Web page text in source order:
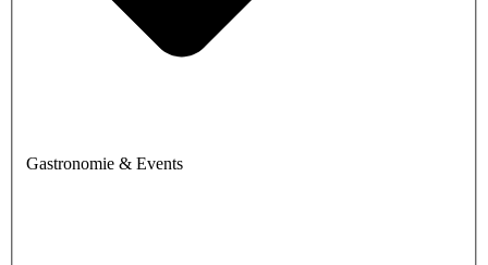
Gastronomie & Events